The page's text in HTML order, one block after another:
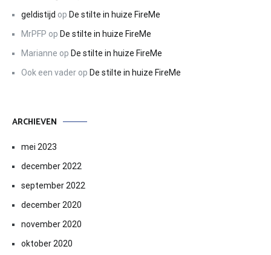
geldistijd op De stilte in huize FireMe
MrPFP op De stilte in huize FireMe
Marianne op De stilte in huize FireMe
Ook een vader op De stilte in huize FireMe
ARCHIEVEN
mei 2023
december 2022
september 2022
december 2020
november 2020
oktober 2020